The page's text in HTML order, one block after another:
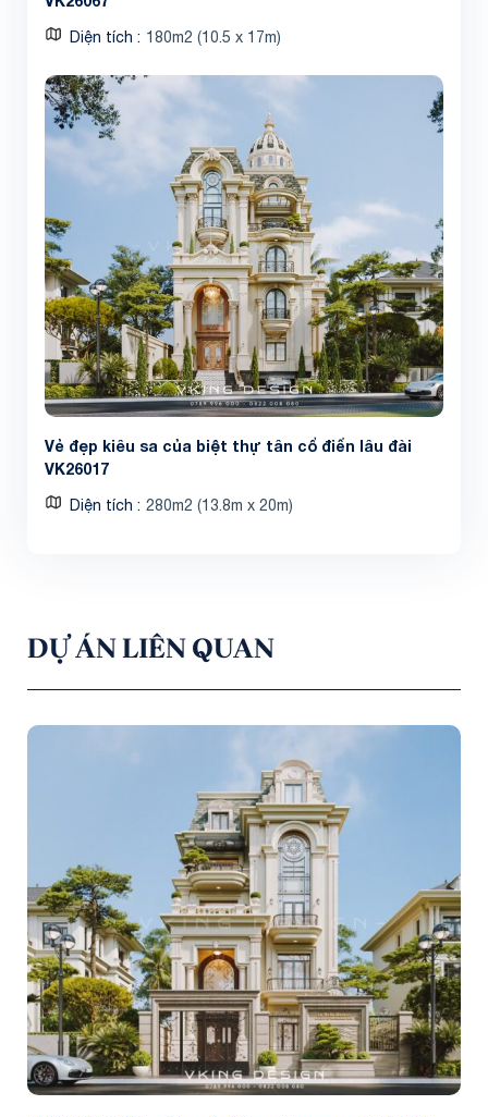
Diện tích 180m2 (10.5 x 17m)
Vẻ đẹp kiêu sa của biệt thự tân cổ điển lâu đài
VK26017
Diện tích 280m2 (13.8m x 20m)
DỰ ÁN LIÊN QUAN